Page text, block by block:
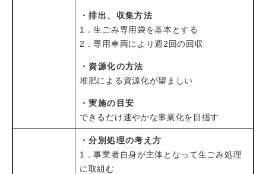
・排出、収集方法
1．生ごみ専用袋を基本とする
2．専用車両により週2回の回収
・資源化の方法
堆肥による資源化が望ましい
・実施の目安
できるだけ速やかな事業化を目指す
・分別処理の考え方
1．事業者自身が主体となって生ごみ処理
に取組む